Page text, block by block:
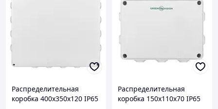
Распределительная
коробка 400х350х120 IP65
Распределительная
коробка 150х110х70 IP65